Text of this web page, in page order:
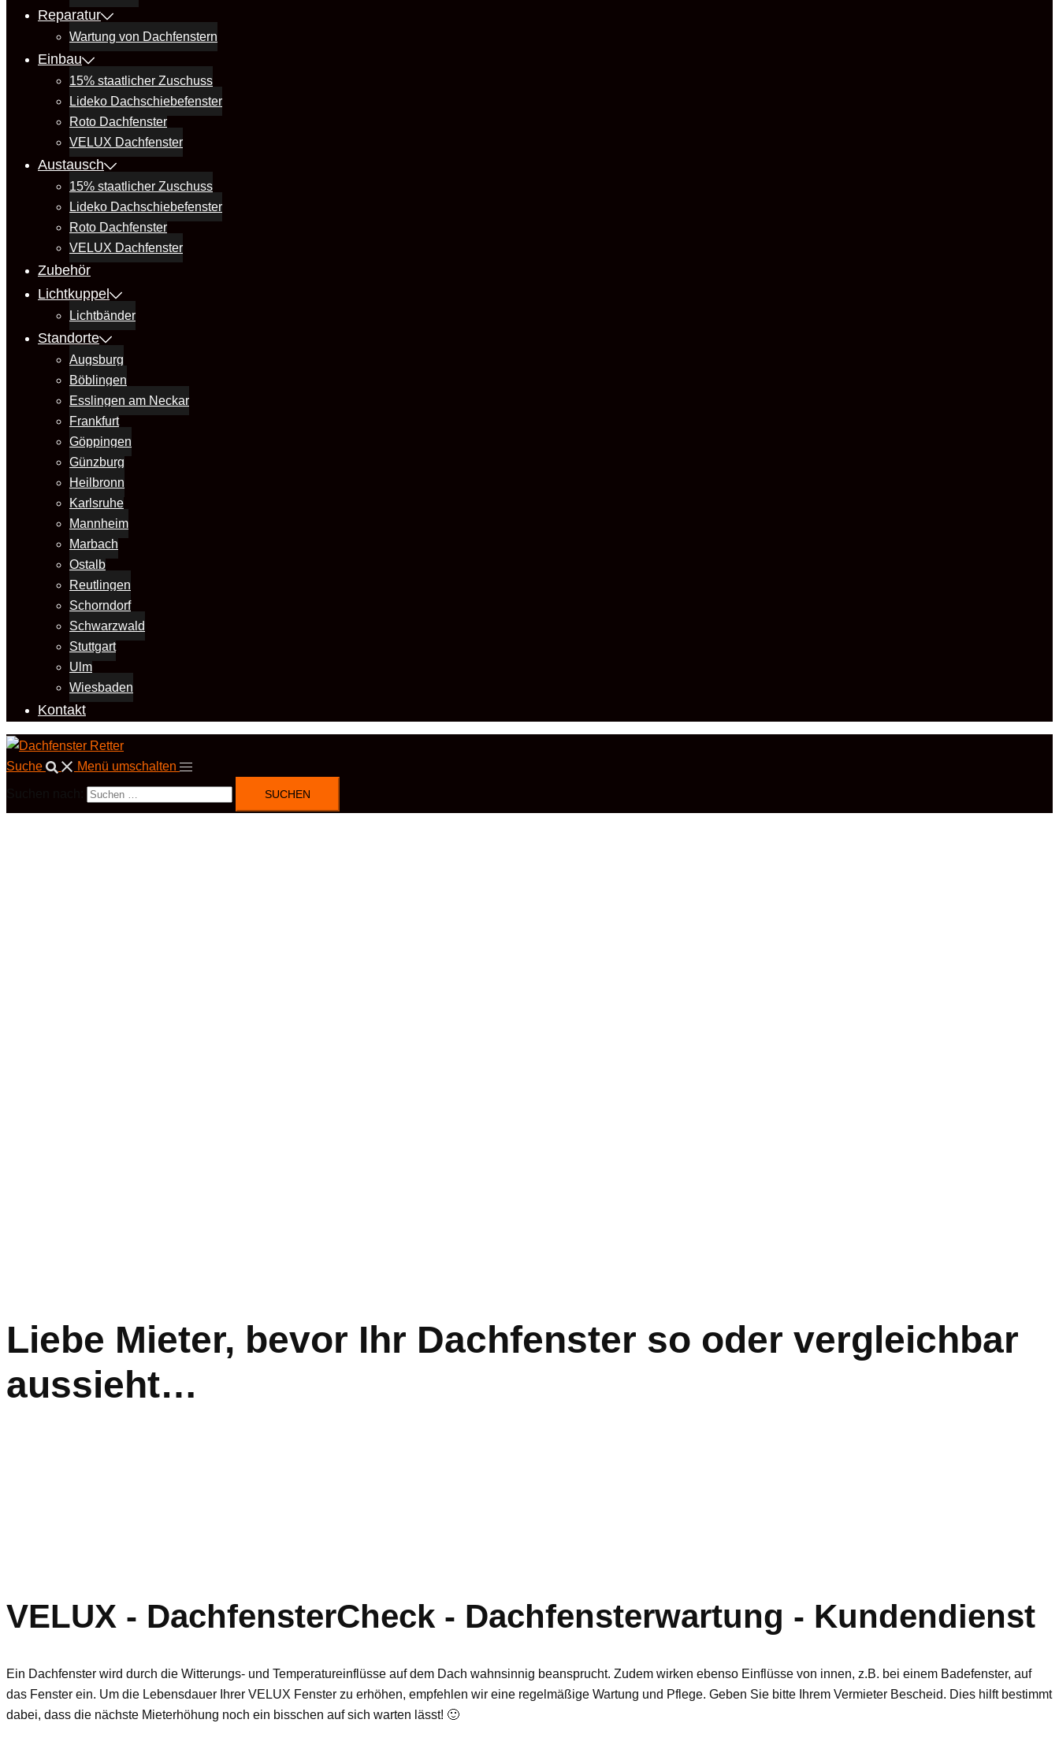
Reparatur
Wartung von Dachfenstern
Einbau
15% staatlicher Zuschuss
Lideko Dachschiebefenster
Roto Dachfenster
VELUX Dachfenster
Austausch
15% staatlicher Zuschuss
Lideko Dachschiebefenster
Roto Dachfenster
VELUX Dachfenster
Zubehör
Lichtkuppel
Lichtbänder
Standorte
Augsburg
Böblingen
Esslingen am Neckar
Frankfurt
Göppingen
Günzburg
Heilbronn
Karlsruhe
Mannheim
Marbach
Ostalb
Reutlingen
Schorndorf
Schwarzwald
Stuttgart
Ulm
Wiesbaden
Kontakt
Suche Menü umschalten
Liebe Mieter, bevor Ihr Dachfenster so oder vergleichbar
aussieht…
VELUX - DachfensterCheck - Dachfensterwartung - Kundendienst
Ein Dachfenster wird durch die Witterungs- und Temperatureinflüsse auf dem Dach wahnsinnig beansprucht. Zudem wirken ebenso Einflüsse von innen, z.B. bei einem Badefenster, auf
das Fenster ein. Um die Lebensdauer Ihrer VELUX Fenster zu erhöhen, empfehlen wir eine regelmäßige Wartung und Pflege. Geben Sie bitte Ihrem Vermieter Bescheid. Dies hilft bestimmt
dabei, dass die nächste Mieterhöhung noch ein bisschen auf sich warten lässt! 🙂